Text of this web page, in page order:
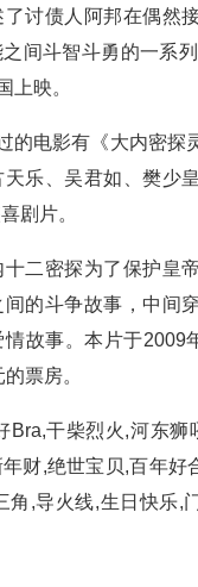
讨债人阿邦在偶然
间斗智斗勇的一系
上映。
的电影有《大内密探
乐、吴君如、樊少
剧片。
二密探为了保护皇
间的斗争故事，中间
故事。本片于2009
票房。
Bra,干柴烈火,河东狮
财,绝世宝贝,百年好
角,导火线,生日快乐,